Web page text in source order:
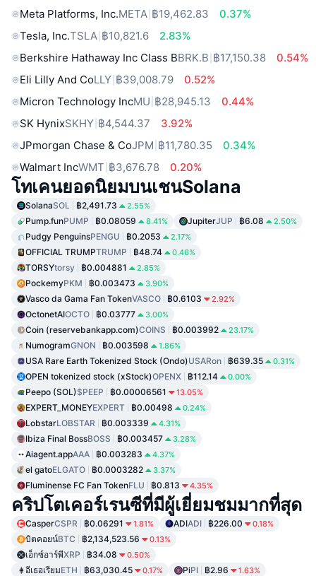
Meta Platforms, Inc.META ฿19,462.83
0.37%
Tesla, Inc.TSLA ฿10,821.6
2.83%
Berkshire Hathaway Inc Class BBRK.B ฿17,150.38
0.54%
Eli Lilly And CoLLY ฿39,008.79
0.52%
Micron Technology IncMU ฿28,945.13
0.44%
SK HynixSKHY ฿4,544.37
3.92%
JPmorgan Chase & CoJPM ฿11,780.35
0.34%
Walmart IncWMT ฿3,676.78 0.20%
โทเคนยอดนิยมบนเชนSolana
SolanaSOL ฿2,491.73 2.55%
Pump.funPUMP ฿0.08059 8.41% JupiterJUP ฿6.08 2.50%
Pudgy PenguinsPENGU ฿0.2053 2.17%
OFFICIAL TRUMPTRUMP ฿48.74 0.46%
TORSYtorsy ฿0.004881 2.85%
PockemyPKM ฿0.003473 3.90%
Vasco da Gama Fan TokenVASCO ฿0.6103 2.92%
OctonetAIOCTO ฿0.03777 3.00%
Coin (reservebankapp.com)COINS ฿0.003992 23.17%
NumogramGNON ฿0.003598 1.86%
USA Rare Earth Tokenized Stock (Ondo)USARon ฿639.35 0.31%
OPEN tokenized stock (xStock)OPENX ฿112.14 0.00%
Peepo (SOL)$PEEP ฿0.00006561 13.05%
EXPERT_MONEYEXPERT ฿0.00498 0.24%
LobstarLOBSTAR ฿0.003339 4.31%
Ibiza Final BossBOSS ฿0.003457 3.28%
Aiagent.appAAA ฿0.003283 4.37%
el gatoELGATO ฿0.0003282 3.37%
Fluminense FC Fan TokenFLU ฿0.813 4.35%
คริปโตเคอร์เรนซีที่มีผู้เยี่ยมชมมากที่สุด
CasperCSPR ฿0.06291 1.81% ADIADI ฿226.00 0.18%
บิตคอยน์BTC ฿2,134,523.56 0.13%
เอ็กซ์อาร์พีXRP ฿34.08 0.50%
อีเธอเรียมETH ฿63,030.45 0.17% PiPI ฿2.96 1.63%